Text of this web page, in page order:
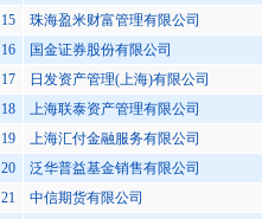
15
珠海盈米财富管理有限公司
16
国金证券股份有限公司
17
日发资产管理(上海)有限公司
18
上海联泰资产管理有限公司
19
上海汇付金融服务有限公司
20
泛华普益基金销售有限公司
21
中信期货有限公司